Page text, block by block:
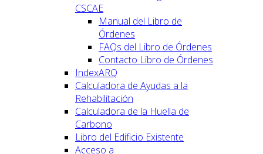
CSCAE
Manual del Libro de
Órdenes
FAQs del Libro de Órdenes
Contacto Libro de Órdenes
IndexARQ
Calculadora de Ayudas a la
Rehabilitación
Calculadora de la Huella de
Carbono
Libro del Edificio Existente
Acceso a